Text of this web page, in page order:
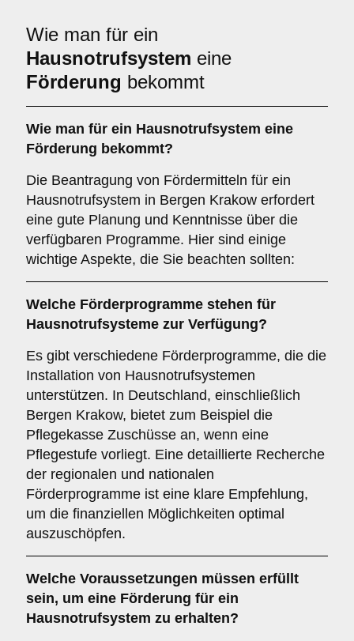
Wie man für ein
Hausnotrufsystem eine
Förderung bekommt
Wie man für ein Hausnotrufsystem eine
Förderung bekommt?
Die Beantragung von Fördermitteln für ein
Hausnotrufsystem in Bergen Krakow erfordert
eine gute Planung und Kenntnisse über die
verfügbaren Programme. Hier sind einige
wichtige Aspekte, die Sie beachten sollten:
Welche Förderprogramme stehen für
Hausnotrufsysteme zur Verfügung?
Es gibt verschiedene Förderprogramme, die die
Installation von Hausnotrufsystemen
unterstützen. In Deutschland, einschließlich
Bergen Krakow, bietet zum Beispiel die
Pflegekasse Zuschüsse an, wenn eine
Pflegestufe vorliegt. Eine detaillierte Recherche
der regionalen und nationalen
Förderprogramme ist eine klare Empfehlung,
um die finanziellen Möglichkeiten optimal
auszuschöpfen.
Welche Voraussetzungen müssen erfüllt
sein, um eine Förderung für ein
Hausnotrufsystem zu erhalten?